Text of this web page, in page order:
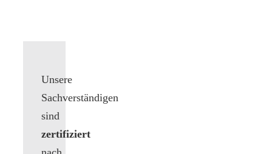
Unsere
Sachverständigen
sind
zertifiziert